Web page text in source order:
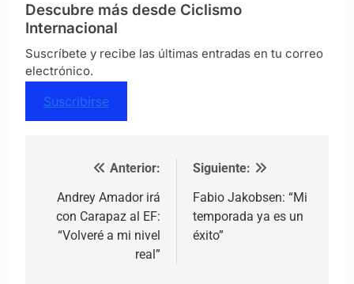
Descubre más desde Ciclismo
Internacional
Suscríbete y recibe las últimas entradas en tu correo
electrónico.
Suscribirse
Navegación de entradas
Anterior:
Andrey Amador irá
con Carapaz al EF:
“Volveré a mi nivel
real”
Siguiente:
Fabio Jakobsen: “Mi
temporada ya es un
éxito”